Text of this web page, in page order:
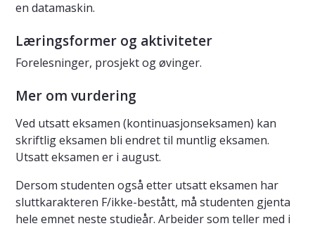
en datamaskin.
Læringsformer og aktiviteter
Forelesninger, prosjekt og øvinger.
Mer om vurdering
Ved utsatt eksamen (kontinuasjonseksamen) kan
skriftlig eksamen bli endret til muntlig eksamen.
Utsatt eksamen er i august.
Dersom studenten også etter utsatt eksamen har
sluttkarakteren F/ikke-bestått, må studenten gjenta
hele emnet neste studieår. Arbeider som teller med i